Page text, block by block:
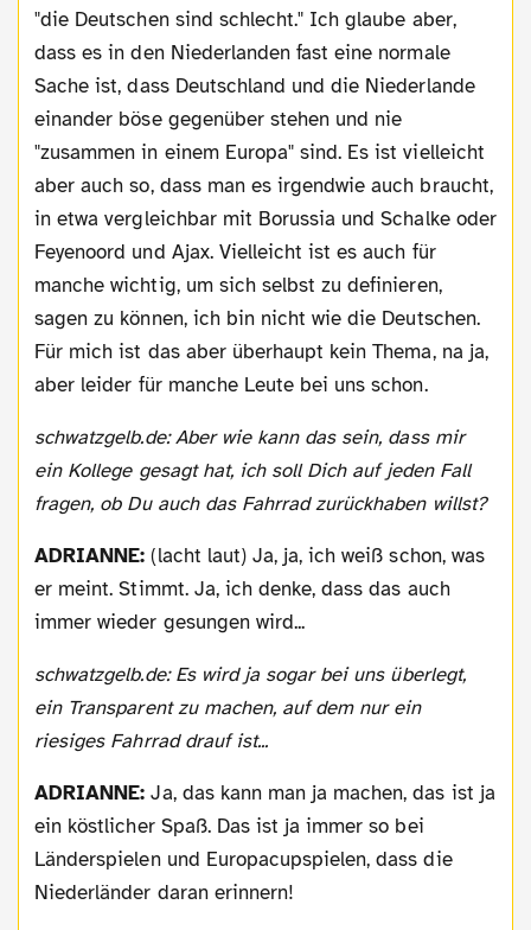
"die Deutschen sind schlecht." Ich glaube aber,
dass es in den Niederlanden fast eine normale
Sache ist, dass Deutschland und die Niederlande
einander böse gegenüber stehen und nie
"zusammen in einem Europa" sind. Es ist vielleicht
aber auch so, dass man es irgendwie auch braucht,
in etwa vergleichbar mit Borussia und Schalke oder
Feyenoord und Ajax. Vielleicht ist es auch für
manche wichtig, um sich selbst zu definieren,
sagen zu können, ich bin nicht wie die Deutschen.
Für mich ist das aber überhaupt kein Thema, na ja,
aber leider für manche Leute bei uns schon.
schwatzgelb.de: Aber wie kann das sein, dass mir
ein Kollege gesagt hat, ich soll Dich auf jeden Fall
fragen, ob Du auch das Fahrrad zurückhaben willst?
ADRIANNE: (lacht laut) Ja, ja, ich weiß schon, was
er meint. Stimmt. Ja, ich denke, dass das auch
immer wieder gesungen wird...
schwatzgelb.de: Es wird ja sogar bei uns überlegt,
ein Transparent zu machen, auf dem nur ein
riesiges Fahrrad drauf ist...
ADRIANNE: Ja, das kann man ja machen, das ist ja
ein köstlicher Spaß. Das ist ja immer so bei
Länderspielen und Europacupspielen, dass die
Niederländer daran erinnern!